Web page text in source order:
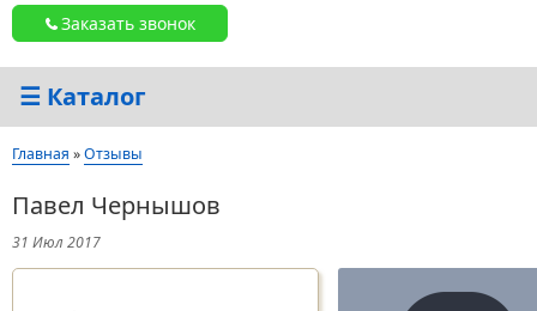
Заказать звонок
☰ Каталог
Вы здесь
Главная »Отзывы
Павел Чернышов
31 Июл 2017